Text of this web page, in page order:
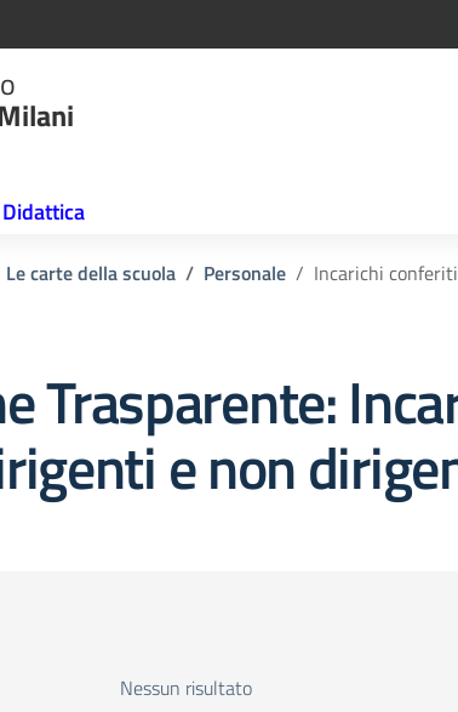
Didattica
Le carte della scuola Personale Incarichi
Trasparente:
e non
Nessun risultato